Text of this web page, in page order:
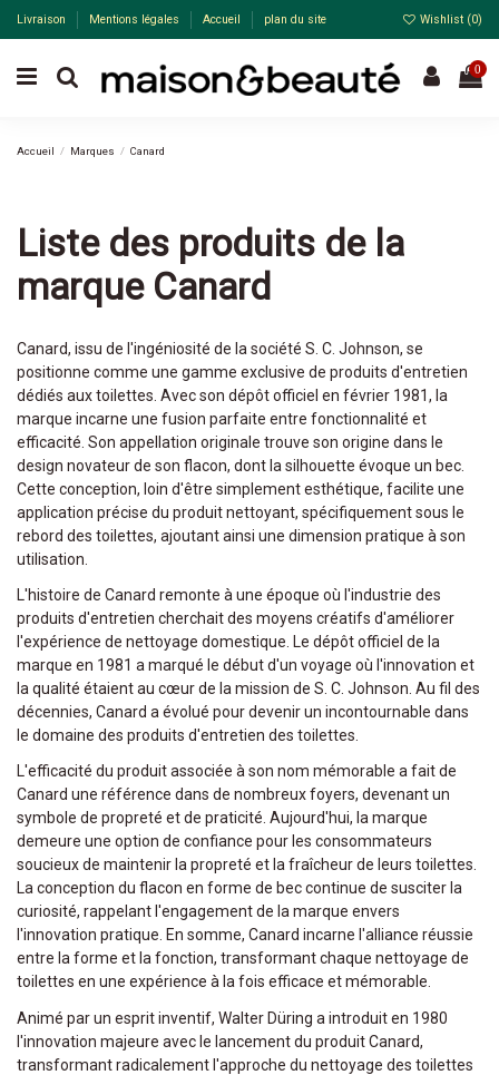
Livraison Mentions légales Accueil plan du site Wishlist (0)
0
Accueil Marques Canard
Liste des produits de la
marque Canard
Canard, issu de l'ingéniosité de la société S. C. Johnson, se
positionne comme une gamme exclusive de produits d'entretien
dédiés aux toilettes. Avec son dépôt officiel en février 1981, la
marque incarne une fusion parfaite entre fonctionnalité et
efficacité. Son appellation originale trouve son origine dans le
design novateur de son flacon, dont la silhouette évoque un bec.
Cette conception, loin d'être simplement esthétique, facilite une
application précise du produit nettoyant, spécifiquement sous le
rebord des toilettes, ajoutant ainsi une dimension pratique à son
utilisation.
L'histoire de Canard remonte à une époque où l'industrie des
produits d'entretien cherchait des moyens créatifs d'améliorer
l'expérience de nettoyage domestique. Le dépôt officiel de la
marque en 1981 a marqué le début d'un voyage où l'innovation et
la qualité étaient au cœur de la mission de S. C. Johnson. Au fil des
décennies, Canard a évolué pour devenir un incontournable dans
le domaine des produits d'entretien des toilettes.
L'efficacité du produit associée à son nom mémorable a fait de
Canard une référence dans de nombreux foyers, devenant un
symbole de propreté et de praticité. Aujourd'hui, la marque
demeure une option de confiance pour les consommateurs
soucieux de maintenir la propreté et la fraîcheur de leurs toilettes.
La conception du flacon en forme de bec continue de susciter la
curiosité, rappelant l'engagement de la marque envers
l'innovation pratique. En somme, Canard incarne l'alliance réussie
entre la forme et la fonction, transformant chaque nettoyage de
toilettes en une expérience à la fois efficace et mémorable.
Animé par un esprit inventif, Walter Düring a introduit en 1980
l'innovation majeure avec le lancement du produit Canard,
transformant radicalement l'approche du nettoyage des toilettes